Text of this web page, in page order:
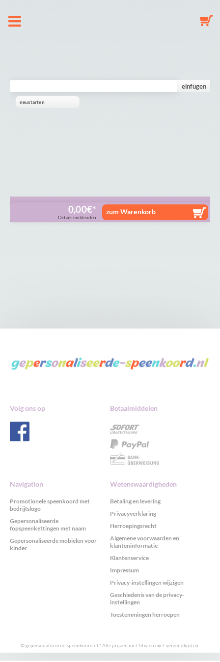
Winkelmandje
einfügen
neustarten
0,00€
Details einblenden
zum Warenkorb
Volg ons op Betaalmiddelen
Navigation
Promotionele speenkoord met
bedrijfslogo
Gepersonaliseerde
fopspeenkettingen met naam
Gepersonaliseerde mobielen voor
kinder
Wetenswaardigheden
Betaling en levering
Privacyverklaring
Herroepingsrecht
Algemene voorwaarden en
klanteninformatie
Klantenservice
Impressum
Privacy-instellingen wijzigen
Geschiedenis van de privacy-
instellingen
Toestemmingen herroepen
© gepersonaliseerde-speenkoord.nl * Alle prijzen incl. btw en excl. verzendkosten